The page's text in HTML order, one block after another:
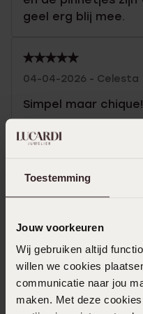
Toestemming
Jouw voorkeuren
Wij gebruiken altijd
willen we cookies
communicatie naar jou
maken. Met deze
geel erg blij mee.
04-04-2026 - Celesta
Simpel maar chique!
Ook leuk